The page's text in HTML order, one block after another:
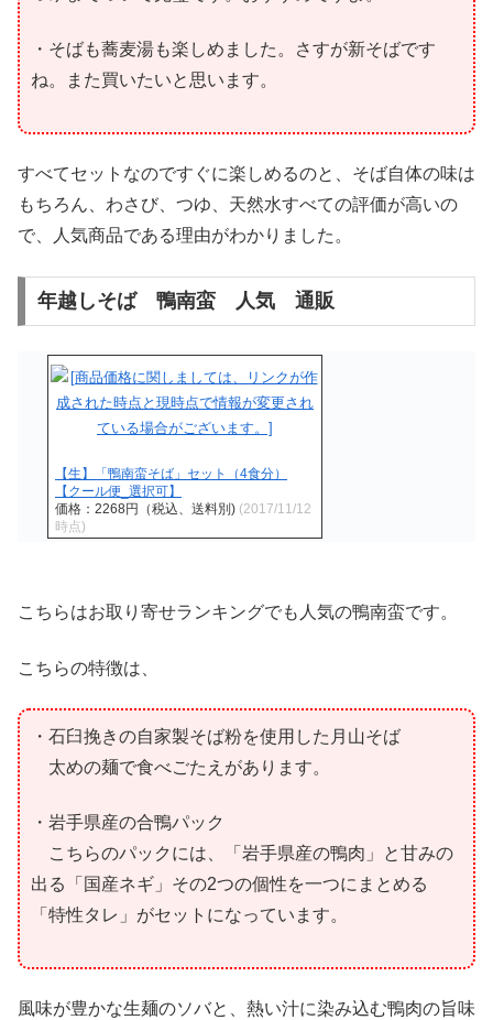
・そばも蕎麦湯も楽しめました。さすが新そばです
ね。また買いたいと思います。
すべてセットなのですぐに楽しめるのと、そば自体の味は
もちろん、わさび、つゆ、天然水すべての評価が高いの
で、人気商品である理由がわかりました。
年越しそば 鴨南蛮 人気 通販
【生】「鴨南蛮そば」セット（4食分）
【クール便_選択可】
価格：2268円（税込、送料別) (2017/11/12
時点)
こちらはお取り寄せランキングでも人気の鴨南蛮です。
こちらの特徴は、
・石臼挽きの自家製そば粉を使用した月山そば
太めの麺で食べごたえがあります。
・岩手県産の合鴨パック
こちらのパックには、「岩手県産の鴨肉」と甘みの
出る「国産ネギ」その2つの個性を一つにまとめる
「特性タレ」がセットになっています。
風味が豊かな生麺のソバと、熱い汁に染み込む鴨肉の旨味